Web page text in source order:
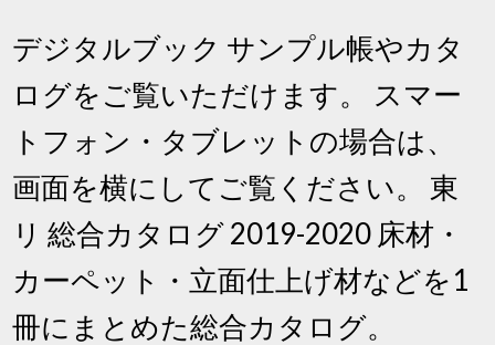
デジタルブック サンプル帳やカタ
ログをご覧いただけます。 スマー
トフォン・タブレットの場合は、
画面を横にしてご覧ください。 東
リ 総合カタログ 2019-2020 床材・
カーペット・立面仕上げ材などを1
冊にまとめた総合カタログ。